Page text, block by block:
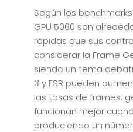
Según los
GPU 5060 son
rápidas que sus
considerar la Frame
siendo un tema
3 y FSR pueden
las tasas de frames,
funcionan mejor
produciendo un